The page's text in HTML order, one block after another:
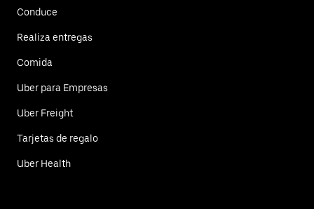
Conduce
Realiza entregas
Comida
Uber para Empresas
Uber Freight
Tarjetas de regalo
Uber Health